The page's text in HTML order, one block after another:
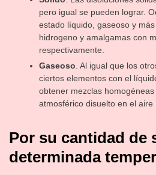
pero igual se pueden lograr.
estado líquido, gaseoso y
hidrogeno y amalgamas con
respectivamente.
Gaseoso . Al igual que los
ciertos elementos con el
obtener mezclas
atmosférico disuelto en el aire
Por su cantidad de
determinada